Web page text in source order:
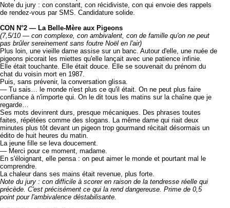
Note du jury : con constant, con récidiviste, con qui envoie des rappels
de rendez-vous par SMS. Candidature solide.
CON N°2 — La Belle-Mère aux Pigeons
(7,5/10 — con complexe, con ambivalent, con de famille qu'on ne peut
pas brûler sereinement sans foutre Noël en l'air)
Plus loin, une vieille dame assise sur un banc. Autour d'elle, une nuée de
pigeons picorait les miettes qu'elle lançait avec une patience infinie.
Elle était touchante. Elle était douce. Elle se souvenait du prénom du
chat du voisin mort en 1987.
Puis, sans prévenir, la conversation glissa.
— Tu sais… le monde n'est plus ce qu'il était. On ne peut plus faire
confiance à n'importe qui. On le dit tous les matins sur la chaîne que je
regarde…
Ses mots devinrent durs, presque mécaniques. Des phrases toutes
faites, répétées comme des slogans. La même dame qui riait deux
minutes plus tôt devant un pigeon trop gourmand récitait désormais un
édito de huit heures du matin.
La jeune fille se leva doucement.
— Merci pour ce moment, madame.
En s'éloignant, elle pensa : on peut aimer le monde et pourtant mal le
comprendre.
La chaleur dans ses mains était revenue, plus forte.
Note du jury : con difficile à scorer en raison de la tendresse réelle qui
précède. C'est précisément ce qui la rend dangereuse. Prime de 0,5
point pour l'ambivalence déstabilisante.